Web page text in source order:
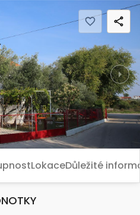
Next
LokaceDůležité